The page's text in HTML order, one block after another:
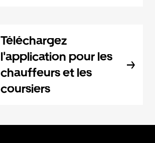
Téléchargez
l'application pour les
chauffeurs et les
coursiers